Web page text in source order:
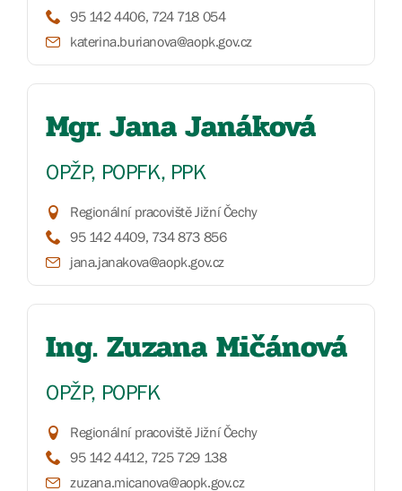
95 142 4406, 724 718 054
katerina.burianova@aopk.gov.cz
Mgr. Jana Janáková
OPŽP, POPFK, PPK
Regionální pracoviště Jižní Čechy
95 142 4409, 734 873 856
jana.janakova@aopk.gov.cz
Ing. Zuzana Mičánová
OPŽP, POPFK
Regionální pracoviště Jižní Čechy
95 142 4412, 725 729 138
zuzana.micanova@aopk.gov.cz